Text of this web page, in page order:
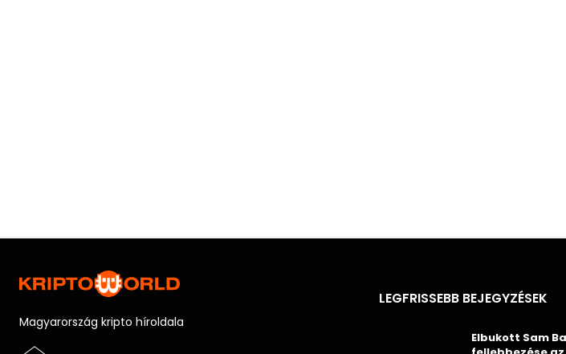
Magyarország kripto híroldala
LEGFRISSEBB BEJEGYZÉSEK
Elbukott Sam